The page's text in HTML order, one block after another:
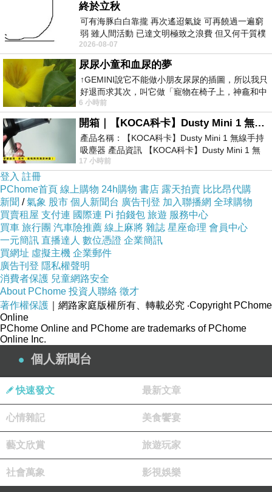
，是以
當時國王任命的七個歐洲君主肖像作為房間裝飾的
主要圖
案。
《Widok Kapitolu z kościołem Santa Maria in
Ara coeli 》 貝納多·貝洛托Bernardo
Bellotto 斯坦尼斯瓦夫二世國王的委託，繪製一系
列關
終於立秋
可有海豚白白靠攏 再次遙迢氣旋 可再饒過一遍窮
弱 雖人間活動 已達文明極致之浪費 但又何干質樸
者 只能白白陪葬
2026-08-07
尿尿小童和血尿的夢
↑GEMINI說它不能做小朋友尿尿的插圖，所以我只
好退而求其次，叫它做「寵物在椅子上，神龕和中
年人臉孔」的畫了。 六月底
6 小時前
開箱｜【KOCA科卡】Dusty Mini 1 無線手持吸塵器
產品名稱：【KOCA科卡】Dusty Mini 1 無線手持
吸塵器 產品資訊 【KOCA科卡】Dusty Mini 1 無
線手持吸塵器評語： 能吸、能吹兼具兩
17 小時前
登入 註冊
PChome首頁 線上購物 24h購物 書店 露天拍賣 比比昂代購
新聞 /氣象 股市 個人新聞台 廣告刊登 加入聯播網 全球購物
買賣租屋 支付連 國際連 Pi 拍錢包 旅遊 服務中心
買車 旅行團 汽車險推薦 線上麻將 雜誌 星座命理 會員中心
一元簡訊 直播達人 數位憑證 企業簡訊
買網址 虛擬主機 企業郵件
廣告刊登 隱私權聲明
消費者保護 兒童網路安全
About PChome 投資人聯絡 徵才
著作權保護 ｜網路家庭版權所有、轉載必究 ‧Copyright PChome
Online
PChome Online and PChome are trademarks of PChome
Online Inc.
個人新聞台
快速發文 最新文章
心情雜記 美食饗宴
藝文欣賞 旅遊玩家
社會萬象 影視娛樂